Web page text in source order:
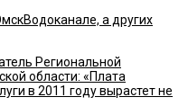
а других
Региональной
области: «Плата
в 2011 году вырастет не